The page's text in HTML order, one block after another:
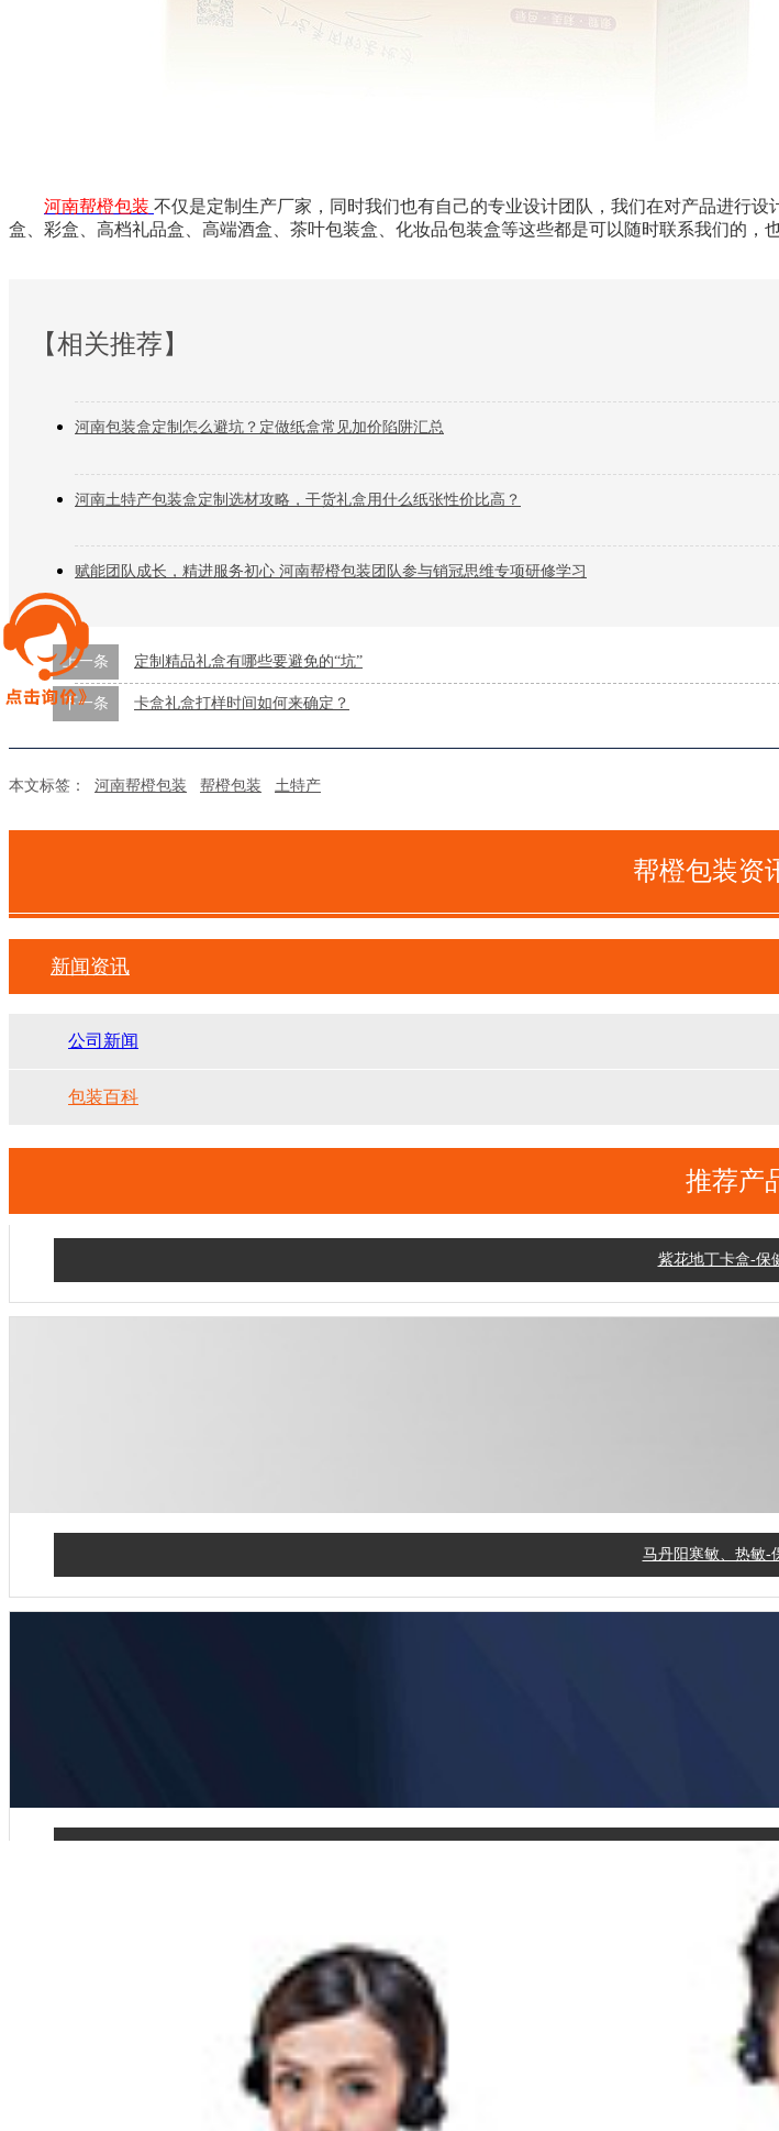
河南帮橙包装 不仅是定制生产厂家，同时我们也有自己的专业设计团队，我们在对产品进行
盒、彩盒、高档礼品盒、高端酒盒、茶叶包装盒、化妆品包装盒等这些都是可以随时联系我们的，
【相关推荐】
河南包装盒定制怎么避坑？定做纸盒常见加价陷阱汇总
河南土特产包装盒定制选材攻略，干货礼盒用什么纸张性价比高？
赋能团队成长，精进服务初心 河南帮橙包装团队参与销冠思维专项研修学习
上一条 定制精品礼盒有哪些要避免的“坑”
下一条 卡盒礼盒打样时间如何来确定？
本文标签： 河南帮橙包装 帮橙包装 土特产
帮橙包装资
新闻资讯
公司新闻
包装百科
推荐产
善德-保健品包装
紫花地丁卡盒-保
马丹阳寒敏、热敏-
蜂胶蓝莓卡盒-保
朵呦蜜精品礼盒-